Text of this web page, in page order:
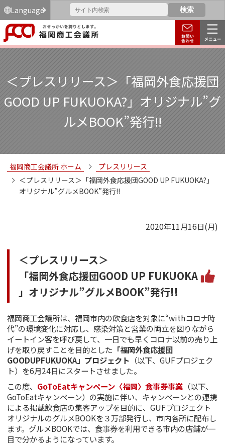
Language
＜プレスリリース＞「福岡外食応援団
GOOD UP FUKUOKA?」オリジナル”グ
ルメBOOK”発行!!
福岡商工会議所 ホーム
プレスリリース
＜プレスリリース＞「福岡外食応援団GOOD UP FUKUOKA?」
オリジナル”グルメBOOK”発行!!
2020年11月16日(月)
＜プレスリリース＞
「福岡外食応援団GOOD UP FUKUOKA
」オリジナル”グルメBOOK”発行!!
福岡商工会議所は、福岡市内の飲食店を対象に“withコロナ時
代”の環境変化に対応し、感染対策と営業の両立を図りながら
イートイン客を呼び戻して、一日でも早くコロナ以前の売り上
げを取り戻すことを目的とした 「福岡外食応援団
GOODUPFUKUOKA」プロジェクト （以下、GUFプロジェク
ト）を6月24日にスタートさせました。
この度、 GoToEatキャンペーン〈福岡〉食事券事業 （以下、
GoToEatキャンペーン）の実施に伴い、キャンペーンとの連携
による掲載飲食店の集客アップを目的に、GUFプロジェクト
オリジナルのグルメBOOKを３万部発行し、市内各所に配布し
ます。グルメBOOKでは、食事券を利用できる市内の店舗が一
目で分かるようになっています。